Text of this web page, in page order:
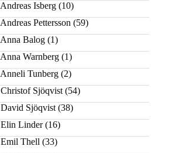
Isberg (10)
Pettersson (59)
Balog (1)
Warnberg (1)
Tunberg (2)
Sjöqvist (54)
Sjöqvist (38)
Linder(16)
Thell (33)